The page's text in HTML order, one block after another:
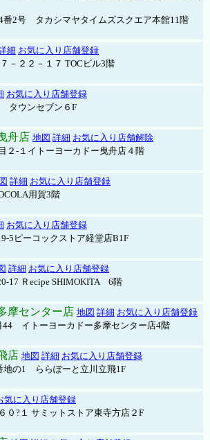
番2号 タカシマヤタイムズスクエア本館11階
細 お気に入り店舗登録
－２２－１７ TOCビル3階
お気に入り店舗登録
タウンセブン６F
舟店 地図 詳細 お気に入り店舗解除
２-１イトーヨーカドー曳舟店４階
詳細 お気に入り店舗登録
用賀3階
お気に入り店舗登録
5ピーコックストア経堂店B1F
詳細 お気に入り店舗登録
17 Ｒecipe SHIMOKITA 6階
摩センター店 地図 詳細 お気に入り店舗登録
44 イトーヨーカドー多摩センター店4階
店 地図 詳細 お気に入り店舗登録
地の1 ららぽーと立川立飛1F
気に入り店舗登録
０?１ サミットストア東寺方店２F